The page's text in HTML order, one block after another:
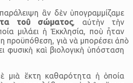
ἂν δὲν ὑπογραμμίζαμε
τοῦ σώματος, αὐτὴν τὴν
μιλάει ἡ Ἐκκλησία, ποὺ ἦταν
προϋπόθεση, γιὰ νὰ μπορέσει ἀπὸ
φυσικὴ καὶ βιολογικὴ ὑπόσταση
μιὰ ἕκτη καθαρότητα ἡ ὁποία